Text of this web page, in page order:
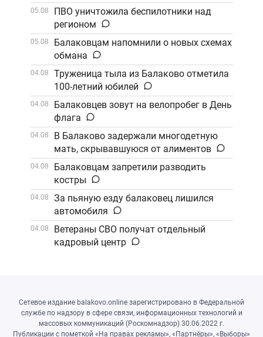
Саратов
05.08
ПВО уничтожила беспилотники над
регионом
05.08
Балаковцам напомнили о новых схемах
обмана
04.08
Труженица тыла из Балаково отметила
100-летний юбилей
04.08
Балаковцев зовут на велопробег в День
флага
04.08
В Балаково задержали многодетную
мать, скрывавшуюся от алиментов
04.08
Балаковцам запретили разводить
костры
04.08
За пьяную езду балаковец лишился
автомобиля
04.08
Ветераны СВО получат отдельный
кадровый центр
Сетевое издание balakovo.online зарегистрировано в Федеральной
службе по надзору в сфере связи, информационных технологий и
массовых коммуникаций (Роскомнадзор) 30.06.2022 г.
Публикации с пометкой «На правах рекламы», «Партнёры», «Выборы»